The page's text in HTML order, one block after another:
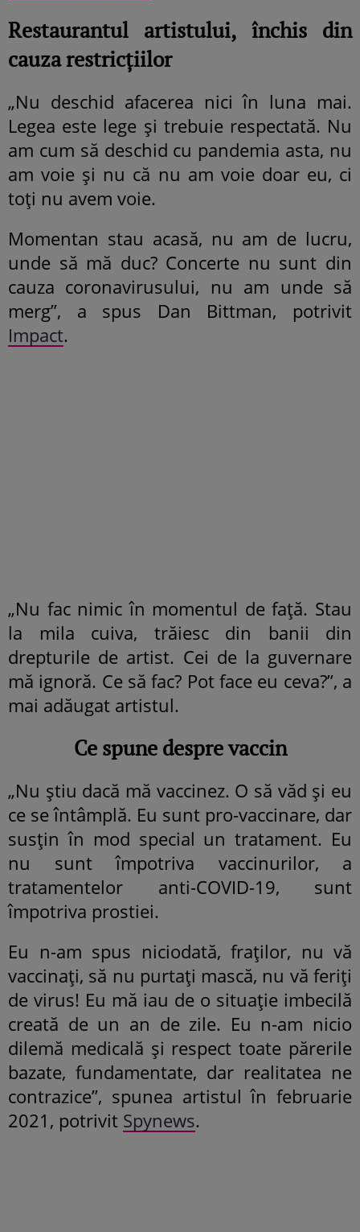
Restaurantul artistului, închis din
cauza restricțiilor
„Nu deschid afacerea nici în luna mai.
Legea este lege și trebuie respectată. Nu
am cum să deschid cu pandemia asta, nu
am voie și nu că nu am voie doar eu, ci
toți nu avem voie.
Momentan stau acasă, nu am de lucru,
unde să mă duc? Concerte nu sunt din
cauza coronavirusului, nu am unde să
merg”, a spus Dan Bittman, potrivit
Impact.
„Nu fac nimic în momentul de față. Stau
la mila cuiva, trăiesc din banii din
drepturile de artist. Cei de la guvernare
mă ignoră. Ce să fac? Pot face eu ceva?”, a
mai adăugat artistul.
Ce spune despre vaccin
„Nu știu dacă mă vaccinez. O să văd și eu
ce se întâmplă. Eu sunt pro-vaccinare, dar
susțin în mod special un tratament. Eu
nu sunt împotriva vaccinurilor, a
tratamentelor anti-COVID-19, sunt
împotriva prostiei.
Eu n-am spus niciodată, fraților, nu vă
vaccinați, să nu purtați mască, nu vă feriți
de virus! Eu mă iau de o situație imbecilă
creată de un an de zile. Eu n-am nicio
dilemă medicală și respect toate părerile
bazate, fundamentate, dar realitatea ne
contrazice”, spunea artistul în februarie
2021, potrivit Spynews.